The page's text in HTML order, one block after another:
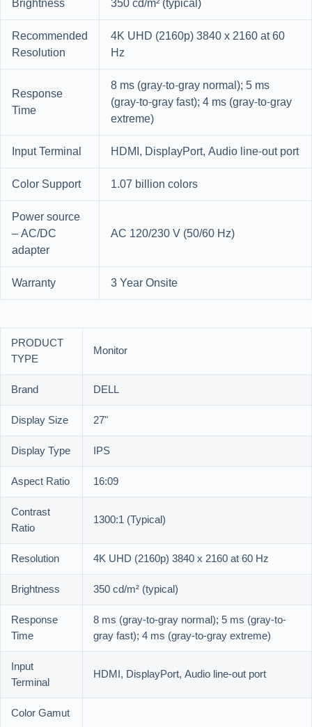
Brightness
350 cd/m² (typical)
Recommended
Resolution
4K UHD (2160p) 3840 x 2160 at 60
Hz
Response
Time
8 ms (gray-to-gray normal); 5 ms
(gray-to-gray fast); 4 ms (gray-to-gray
extreme)
Input Terminal
HDMI, DisplayPort, Audio line-out port
Color Support
1.07 billion colors
Power source
– AC/DC
adapter
AC 120/230 V (50/60 Hz)
Warranty 3 Year Onsite
PRODUCT
TYPE
Monitor
Brand
DELL
Display Size
27"
Display Type
IPS
Aspect Ratio
16:09
Contrast
Ratio
1300:1 (Typical)
Resolution
4K UHD (2160p) 3840 x 2160 at 60 Hz
Brightness
350 cd/m² (typical)
Response
Time
8 ms (gray-to-gray normal); 5 ms (gray-to-
gray fast); 4 ms (gray-to-gray extreme)
Input
Terminal
HDMI, DisplayPort, Audio line-out port
Color Gamut